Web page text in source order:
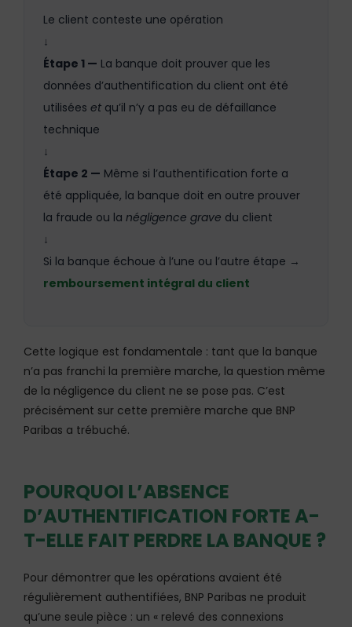
Le client conteste une opération
↓
Étape 1 — La banque doit prouver que les
données d’authentification du client ont été
utilisées et qu’il n’y a pas eu de défaillance
technique
↓
Étape 2 — Même si l’authentification forte a
été appliquée, la banque doit en outre prouver
la fraude ou la négligence grave du client
↓
Si la banque échoue à l’une ou l’autre étape →
remboursement intégral du client
Cette logique est fondamentale : tant que la banque
n’a pas franchi la première marche, la question même
de la négligence du client ne se pose pas. C’est
précisément sur cette première marche que BNP
Paribas a trébuché.
POURQUOI L’ABSENCE
D’AUTHENTIFICATION FORTE A-
T-ELLE FAIT PERDRE LA BANQUE ?
Pour démontrer que les opérations avaient été
régulièrement authentifiées, BNP Paribas ne produit
qu’une seule pièce : un « relevé des connexions